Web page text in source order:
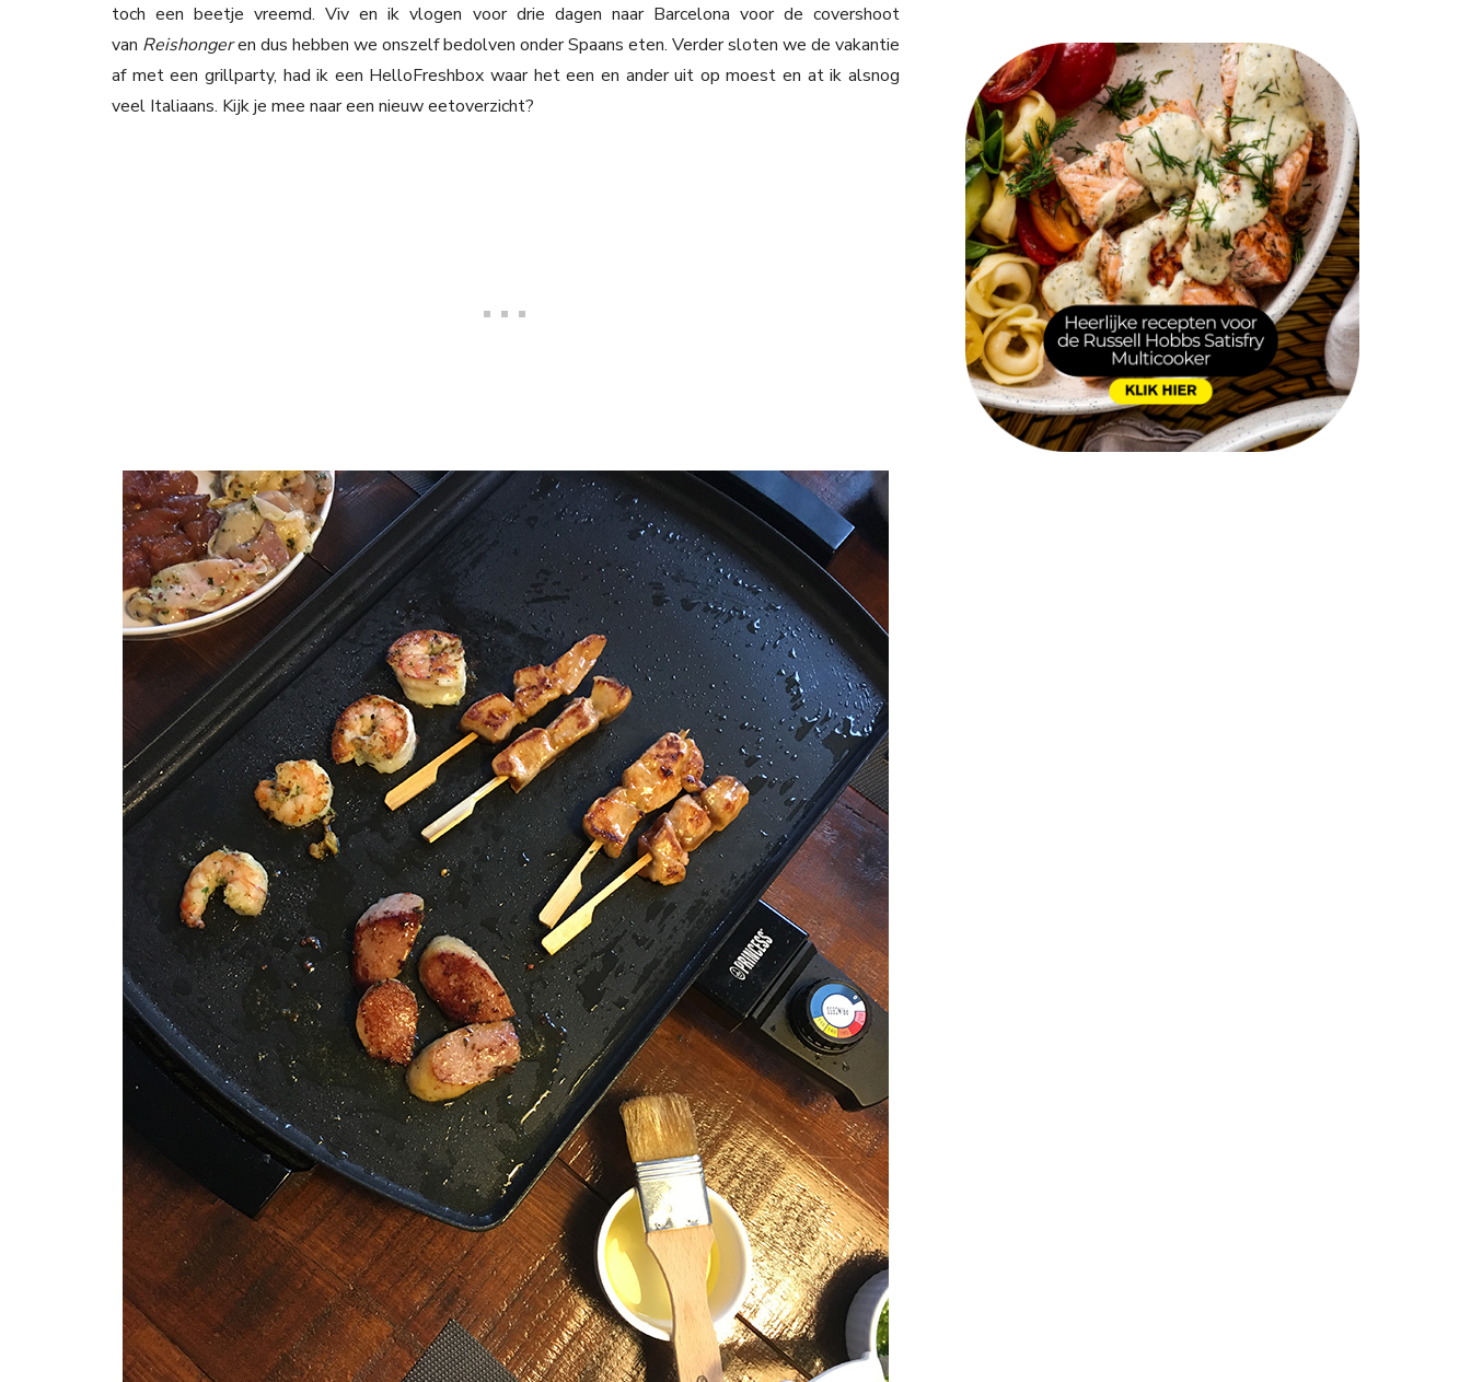
toch een beetje vreemd. Viv en ik vlogen voor drie dagen naar Barcelona voor de covershoot
van Reishongeren dus hebben we onszelf bedolven onder Spaans eten. Verder sloten we de vakantie
af met een grillparty, had ik een HelloFreshbox waar het een en ander uit op moest en at ik alsnog
veel Italiaans. Kijk je mee naar een nieuw eetoverzicht?